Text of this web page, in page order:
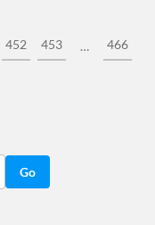
452 453 … 466
Go